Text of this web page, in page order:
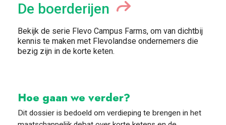
De boerderijen
Bekijk de serie Flevo Campus Farms, om van dichtbij
kennis te maken met Flevolandse ondernemers die
bezig zijn in de korte keten.
Hoe gaan we verder?
Dit dossier is bedoeld om verdieping te brengen in het